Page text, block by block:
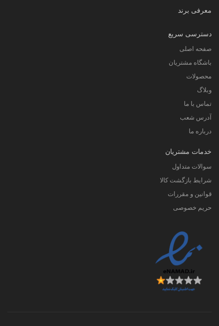
معرفی برند
دسترسی سریع
صفحه اصلی
باشگاه مشتریان
محصولات
وبلاگ
تماس با ما
آدرس شعب
درباره ما
خدمات مشتریان
سوالات متداول
شرایط بازگشت کالا
قوانین و مقررات
حریم خصوصی